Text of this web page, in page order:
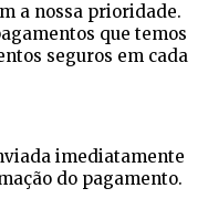
a nossa prioridade.
que temos
seguros em cada
imediatamente
do pagamento.